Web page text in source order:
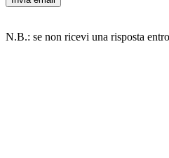
N.B.: se non ricevi una risposta